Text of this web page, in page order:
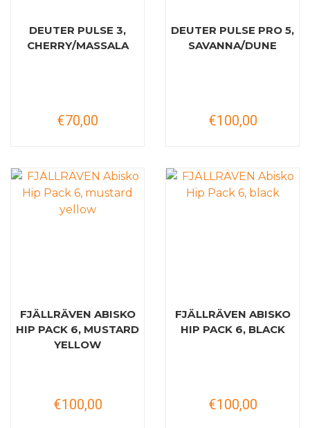
DEUTER PULSE 3,
CHERRY/MASSALA
€70,00
DEUTER PULSE PRO 5,
SAVANNA/DUNE
€100,00
FJÄLLRÄVEN ABISKO
HIP PACK 6, MUSTARD
YELLOW
€100,00
FJÄLLRÄVEN ABISKO
HIP PACK 6, BLACK
€100,00